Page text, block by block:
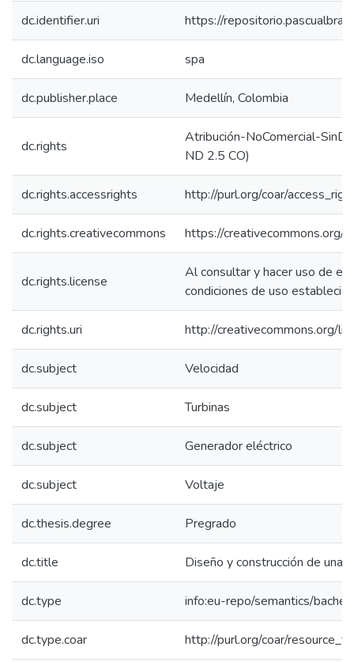
dc.identifier.uri https://
dc.language.iso spa
dc.publisher.place Medellín, Colombia
dc.rights
Atribución-NoComercial-
ND 2.5 CO)
dc.rights.accessrights http://purl.org/coar/
dc.rights.creativecommons https://creativecommons.org/
dc.rights.license
Al consultar y hacer uso de
condiciones de uso
dc.rights.uri http://creativecommons.org/
dc.subject Velocidad
dc.subject Turbinas
dc.subject Generador eléctrico
dc.subject Voltaje
dc.thesis.degree Pregrado
dc.title Diseño y construcción de una
dc.type info:eu-repo/semantics/
dc.type.coar http://purl.org/coar/